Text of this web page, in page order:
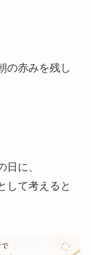
の赤みを残し
に、
して考えると